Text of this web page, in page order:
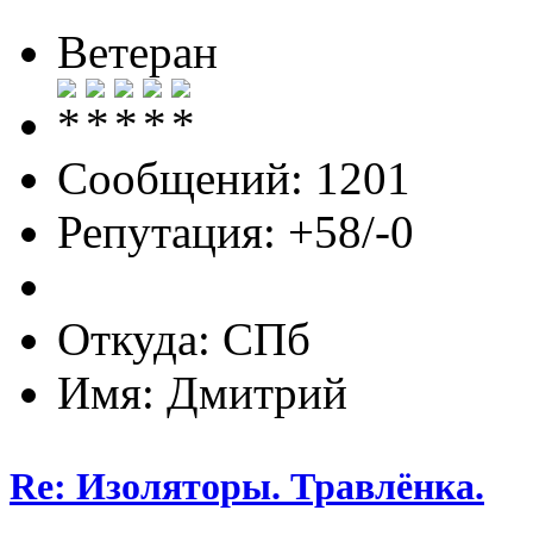
Ветеран
Сообщений: 1201
Репутация: +58/-0
Откуда: СПб
Имя: Дмитрий
Re: Изоляторы. Травлёнка.